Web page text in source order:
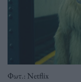
Φωτ.: Netflix